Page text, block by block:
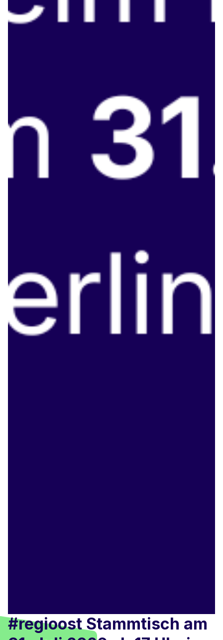
#regioost Stammtisch am